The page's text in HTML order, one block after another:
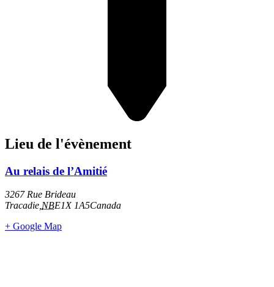
Lieu de l'évènement
Au relais de l’Amitié
3267 Rue Brideau
Tracadie NBE1X 1A5Canada
+ Google Map